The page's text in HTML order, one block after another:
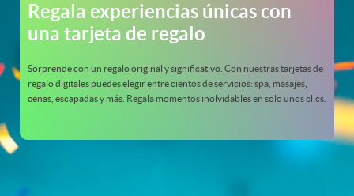
Regala experiencias únicas con
una tarjeta de regalo
Sorprende con un regalo original y significativo. Con nuestras tarjetas de
regalo digitales puedes elegir entre cientos de servicios: spa, masajes,
cenas, escapadas y más. Regala momentos inolvidables en solo unos clics.